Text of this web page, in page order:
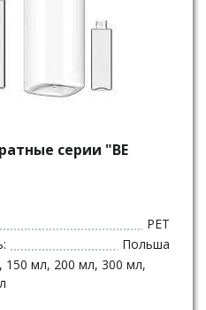
серии "BE
PET
Польша
150 мл, 200 мл, 300 мл,